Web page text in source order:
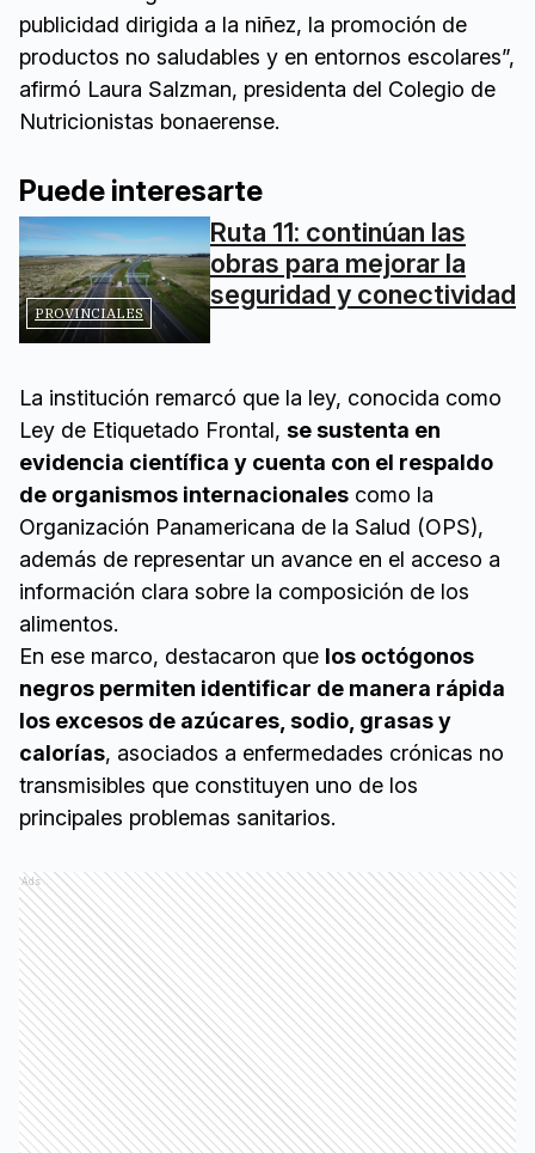
publicidad dirigida a la niñez, la promoción de
productos no saludables y en entornos escolares”,
afirmó Laura Salzman, presidenta del Colegio de
Nutricionistas bonaerense.
Puede interesarte
PROVINCIALES
Ruta 11: continúan las
obras para mejorar la
seguridad y conectividad
La institución remarcó que la ley, conocida como
Ley de Etiquetado Frontal, se sustenta en
evidencia científica y cuenta con el respaldo
de organismos internacionales como la
Organización Panamericana de la Salud (OPS),
además de representar un avance en el acceso a
información clara sobre la composición de los
alimentos.
En ese marco, destacaron que los octógonos
negros permiten identificar de manera rápida
los excesos de azúcares, sodio, grasas y
calorías, asociados a enfermedades crónicas no
transmisibles que constituyen uno de los
principales problemas sanitarios.
Ads